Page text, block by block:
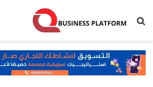
بحث عن